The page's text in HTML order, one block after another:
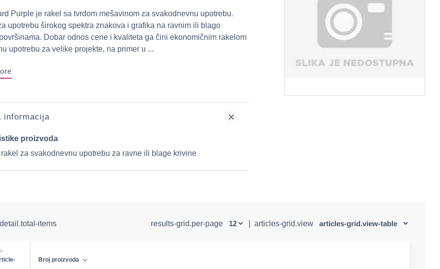
Purple je rakel sa tvrdom mešavinom za svakodnevnu upotrebu.
upotrebu širokog spektra znakova i grafika na ravnim ili blago
Dobar odnos cene i kvaliteta ga čini ekonomičnim rakelom
upotrebu za velike projekte, na primer u ...
informacija
proizvoda
za svakodnevnu upotrebu za ravne ili blage krivine
items results-grid.per-page articles-grid.view
Broj proizvoda